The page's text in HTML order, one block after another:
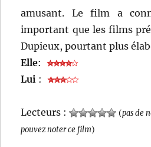
amusant. Le film a
important que les films
Dupieux, pourtant plus
Elle:
Lui :
Lecteurs : (pas de
pouvez noter ce film)